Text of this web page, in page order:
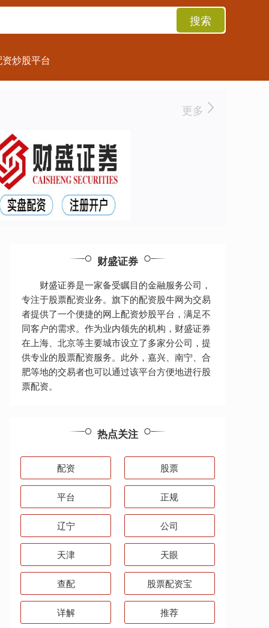
搜索
炒股平台
更多
财盛证券
财盛证券是一家备受瞩目的金融服务公司，
专注于股票配资业务。旗下的配资股牛网为交易
者提供了一个便捷的网上配资炒股平台，满足不
同客户的需求。作为业内领先的机构，财盛证券
在上海、北京等主要城市设立了多家分公司，提
供专业的股票配资服务。此外，嘉兴、南宁、合
肥等地的交易者也可以通过该平台方便地进行股
票配资。
热点关注
配资 股票
平台 正规
辽宁 公司
天津 天眼
查配 股票配资宝
详解 推荐